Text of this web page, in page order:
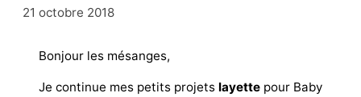
21 octobre 2018
Bonjour les mésanges,
Je continue mes petits projets layette pour Baby